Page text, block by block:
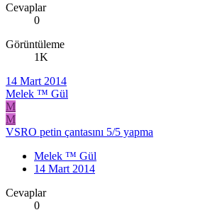
Cevaplar
0
Görüntüleme
1K
14 Mart 2014
Melek ™ Gül
M
M
VSRO petin çantasını 5/5 yapma
Melek ™ Gül
14 Mart 2014
Cevaplar
0